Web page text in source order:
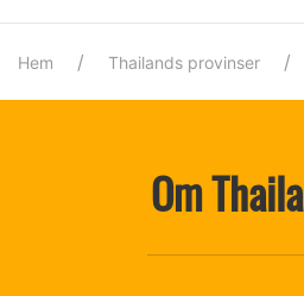
Hem Thailands provinser
Om